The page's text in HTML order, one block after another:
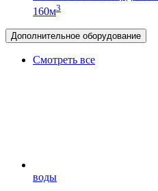
160м3
Дополнительное оборудование
Смотреть все
воды